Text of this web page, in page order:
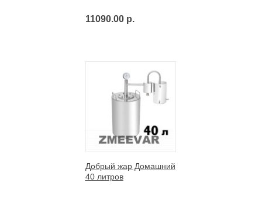
11090.00 р.
Добрый жар Домашний
40 литров